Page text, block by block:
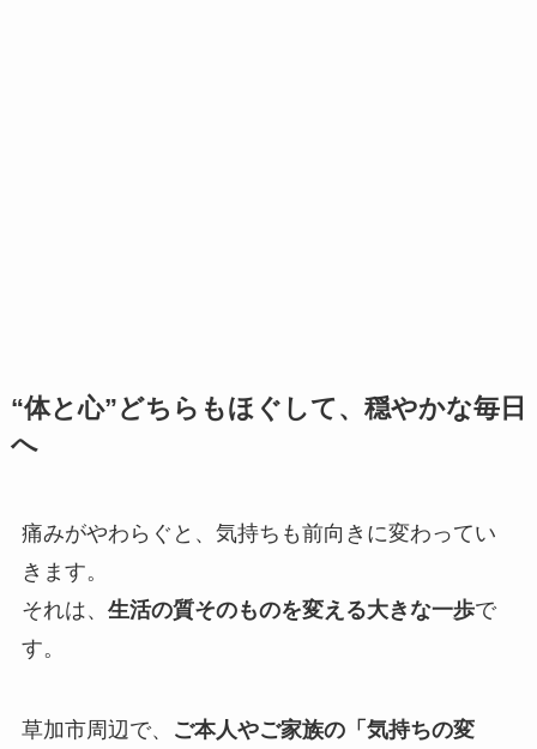
“体と心”どちらもほぐして、穏やかな毎日
へ
痛みがやわらぐと、気持ちも前向きに変わってい
きます。
それは、 生活の質そのものを変える大きな一歩で
す。
草加市周辺で、
ご本人やご家族の「気持ちの変